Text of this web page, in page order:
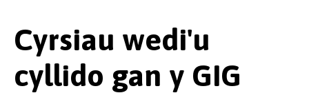
Cyrsiau wedi'u
cyllido gan y GIG